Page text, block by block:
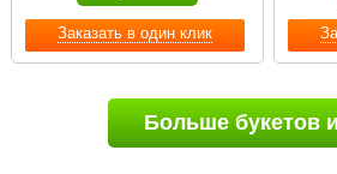
Заказать в один клик
Больше букетов